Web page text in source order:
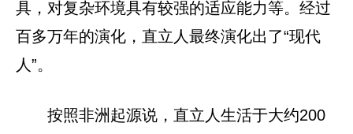
具，对复杂环境具有较强的适应能力等。经过
百多万年的演化，直立人最终演化出了“现代
人”。
按照非洲起源说，直立人生活于大约200